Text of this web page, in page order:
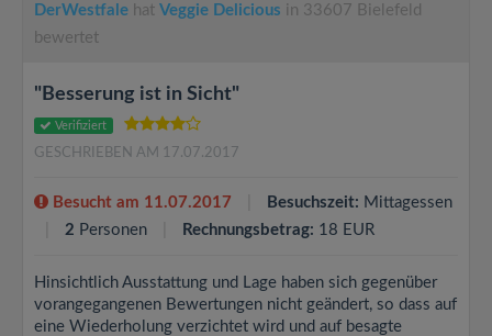
DerWestfale hat Veggie Delicious in 33607 Bielefeld
bewertet
"Besserung ist in Sicht"
Verifiziert
GESCHRIEBEN AM 17.07.2017
Besucht am 11.07.2017 Besuchszeit: Mittagessen
2 Personen Rechnungsbetrag: 18 EUR
Hinsichtlich Ausstattung und Lage haben sich gegenüber
vorangegangenen Bewertungen nicht geändert, so dass auf
eine Wiederholung verzichtet wird und auf besagte